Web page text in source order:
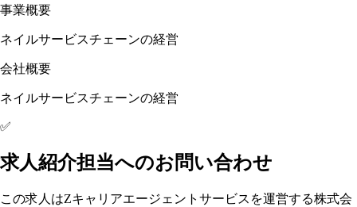
事業概要
ネイルサービスチェーンの経営
会社概要
ネイルサービスチェーンの経営
✅
求人紹介担当へのお問い合わせ
この求人はZキャリアエージェントサービスを運営する株式会